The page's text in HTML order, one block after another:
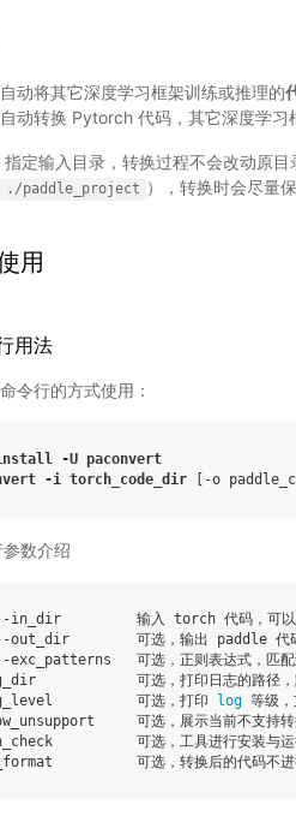
动将其它深度学习框架训练或推理的
动转换 Pytorch 代码，其它深度学习
指定输入目录，转换过程不会改动原
./paddle_project ），转换时会尽量
用
用法
令行的方式使用：
-U paconvert
-i torch_code_dir -o
数介绍
输入 torch 代码，可以为
可选，输出 paddle 代码，
可选，正则表达式，匹配到
可选，打印日志的路径，默
可选，打印
log 等级
可选，展示当前不支持转
可选，工具进行安装与运